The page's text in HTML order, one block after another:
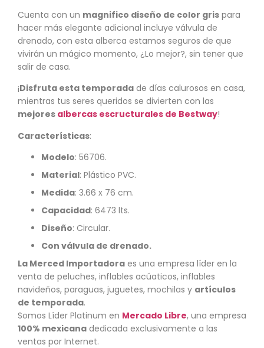
Cuenta con un magnifico diseño de color gris para
hacer más elegante adicional incluye válvula de
drenado, con esta alberca estamos seguros de que
vivirán un mágico momento, ¿Lo mejor?, sin tener que
salir de casa.
¡Disfruta esta temporada de días calurosos en casa,
mientras tus seres queridos se divierten con las
mejores albercas escructurales de Bestway!
Características:
Modelo: 56706.
Material: Plástico PVC.
Medida: 3.66 x 76 cm.
Capacidad: 6473 lts.
Diseño: Circular.
Con válvula de drenado.
La Merced Importadora es una empresa líder en la
venta de peluches, inflables acúaticos, inflables
navideños, paraguas, juguetes, mochilas y artículos
de temporada.
Somos Líder Platinum en Mercado Libre, una empresa
100% mexicana dedicada exclusivamente a las
ventas por Internet.